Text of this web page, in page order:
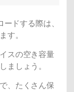
ドする際は、
す。
スの空き容量
ましょう。
、たくさん保